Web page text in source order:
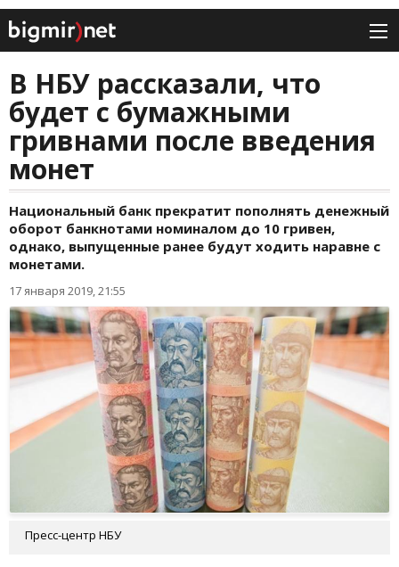
В НБУ рассказали, что
будет с бумажными
гривнами после введения
монет
Национальный банк прекратит пополнять денежный
оборот банкнотами номиналом до 10 гривен,
однако, выпущенные ранее будут ходить наравне с
монетами.
17 января 2019, 21:55
Пресс-центр НБУ